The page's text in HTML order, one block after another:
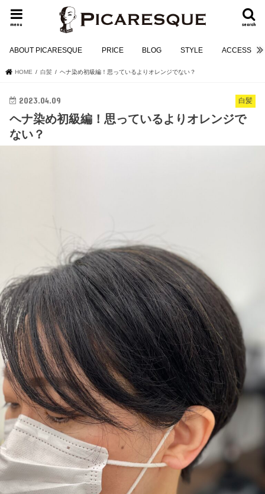
search
menu
ABOUT PICARESQUE PRICE BLOG STYLE ACCESS
HOME 白髪 ヘナ染め初級編！思っているよりオレンジでない？
白髪
2023.04.09
ヘナ染め初級編！思っているよりオレンジで
ない？